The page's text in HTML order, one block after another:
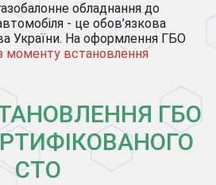
обладнання до
- це обов’язкова
України. На оформлення ГБО
моменту встановлення
ГБО
СТО